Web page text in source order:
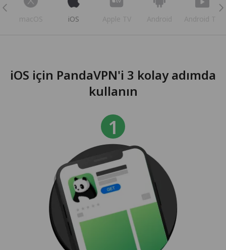
macOS iOS Apple TV Android Android TV
iOS için PandaVPN'i 3 kolay adımda
kullanın